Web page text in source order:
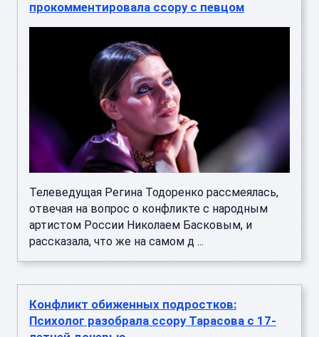
прокомментировала ссору с певцом
Телеведущая Регина Тодоренко рассмеялась,
отвечая на вопрос о конфликте с народным
артистом России Николаем Басковым, и
рассказала, что же на самом д ...
Конфликт обиженных подростков:
Психолог разобрала ссору Тарасова с 17-